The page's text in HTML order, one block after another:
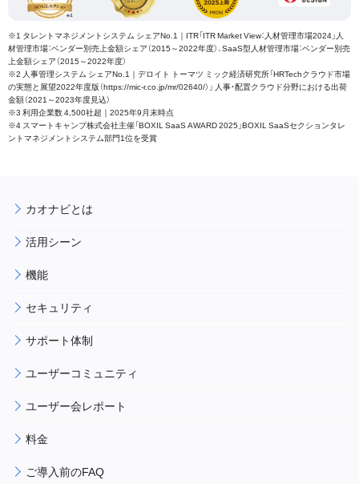
※1 タレントマネジメントシステム シェアNo.1｜ITR「ITR Market View：人材管理市場2024」人
材管理市場：ベンダー別売上金額シェア（2015～2022年度）、SaaS型人材管理市場：ベンダー別売
上金額シェア（2015～2022年度）
※2 人事管理システム シェアNo.1｜デロイト トーマツ ミック経済研究所「HRTechクラウド市場
の実態と展望2022年度版（https://mic-r.co.jp/mr/02640/）」 人事・配置クラウド分野における出荷
金額（2021～2023年度見込）
※3 利用企業数 4,500社超｜2025年9月末時点
※4 スマートキャンプ株式会社主催「BOXIL SaaS AWARD 2025」BOXIL SaaSセクションタレ
ントマネジメントシステム部門1位を受賞
カオナビとは
活用シーン
機能
セキュリティ
サポート体制
ユーザーコミュニティ
ユーザー会レポート
料金
ご導入前のFAQ